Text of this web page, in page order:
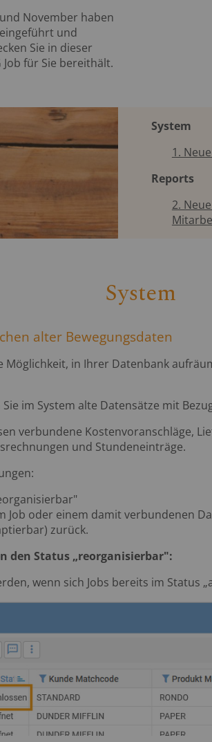
November haben
und
Sie in dieser
Job für Sie bereithält.
System
1.
Reports
2.
System
alter Bewegungsdaten
Möglichkeit, in Ihrer Datenbank
im System alte Datensätze mit
verbundene Kostenvoranschläge,
und Stundeneinträge.
Job oder einem damit verbundenen
zurück.
den Status „reorganisierbar":
wenn sich Jobs bereits im Status